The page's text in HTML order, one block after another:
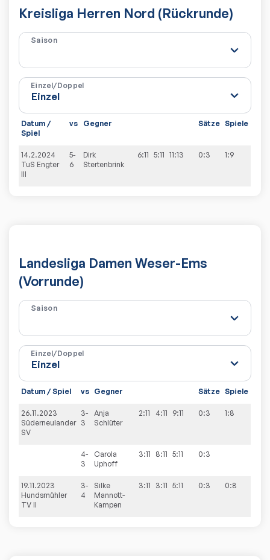
Kreisliga Herren Nord (Rückrunde)
Saison
Einzel/Doppel
Datum /
Spiel
vs Gegner Sätze Spiele
14.2.2024
TuS Engter
III
5-
6
Dirk
Stertenbrink
6:11 5:11 11:13 0:3 1:9
Landesliga Damen Weser-Ems
(Vorrunde)
Saison
Einzel/Doppel
Datum / Spiel vs Gegner Sätze Spiele
26.11.2023
Süderneulander
SV
3-
3
Anja
Schlüter
2:11 4:11 9:11 0:3 1:8
4-
3
Carola
Uphoff
3:11 8:11 5:11 0:3
19.11.2023
Hundsmühler
TV II
3-
4
Silke
Mannott-
Kampen
3:11 3:11 5:11 0:3 0:8